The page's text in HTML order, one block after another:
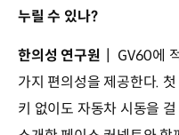
누릴 수 있나?
한의성 연구원 ┃ GV60에
가지 편의성을 제공한다.
키 없이도 자동차 시동을